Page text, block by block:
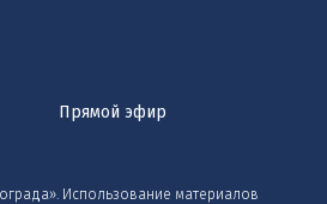
Прямой эфир
Использование материалов